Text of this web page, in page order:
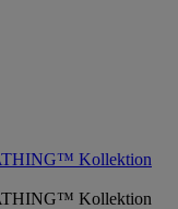
Kollektion
Kollektion